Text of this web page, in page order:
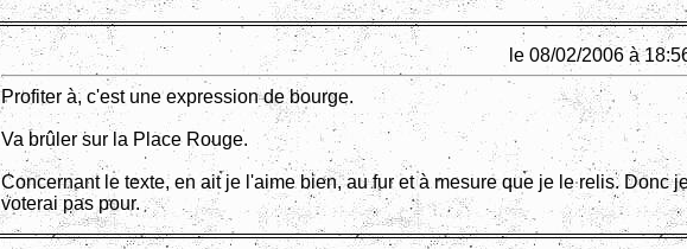
le 08/02/2006 à
Profiter à, c'est une expression de bourge.
Va brûler sur la Place Rouge.
Concernant le texte, en ait je l'aime bien, au fur et à mesure que je le relis. Donc
voterai pas pour.